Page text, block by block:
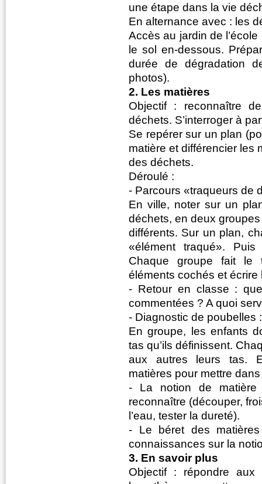
une étape dans la vie
En alternance avec : les
Accès au jardin de
le sol en-dessous.
durée de dégradation
photos).
2. Les matières
Objectif : reconnaître
déchets. S’interroger à
Se repérer sur un plan
matière et différencier les
des déchets.
Déroulé :
- Parcours «traqueurs de
En ville, noter sur un
déchets, en deux
différents. Sur un plan,
«élément traqué».
Chaque groupe fait le
éléments cochés et
- Retour en classe :
commentées ? A quoi
- Diagnostic de poubelles
En groupe, les enfants
tas qu’ils définissent.
aux autres leurs tas.
matières pour mettre
- La notion de matière
reconnaître (découper,
l’eau, tester la dureté).
- Le béret des
connaissances sur la
3. En savoir plus
Objectif : répondre aux